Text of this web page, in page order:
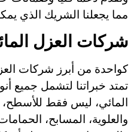
مما يجعلنا الشريك الذي
شركات العزل
كواحدة من أبرز شركات
تمتد خبراتنا لتشمل جميع
المائي، ليس فقط للأسطح،
والعلوية، المسابح،